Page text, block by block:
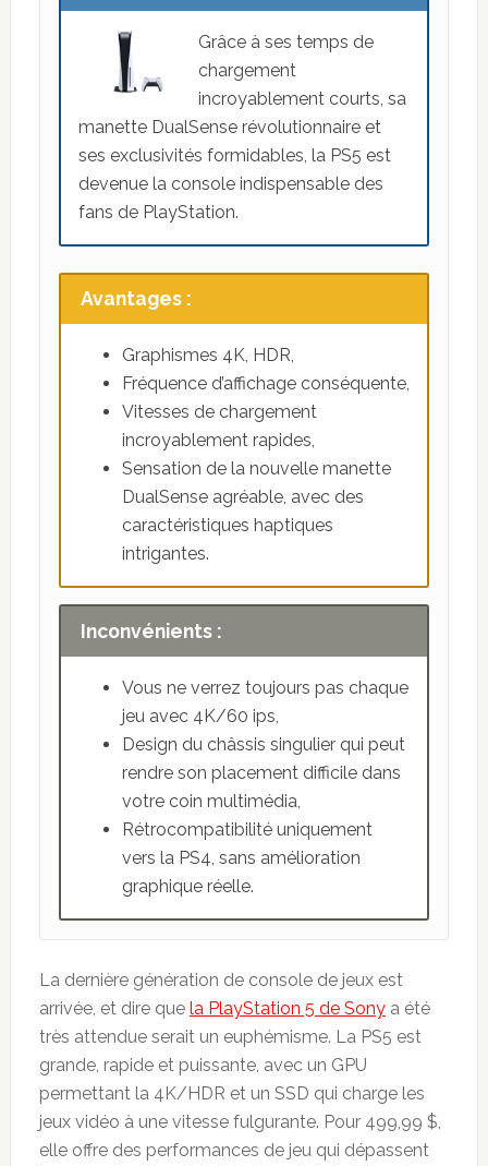
Grâce à ses temps de
chargement
incroyablement courts, sa
manette DualSense révolutionnaire et
ses exclusivités formidables, la PS5 est
devenue la console indispensable des
fans de PlayStation.
Avantages :
Graphismes 4K, HDR,
Fréquence d’affichage conséquente,
Vitesses de chargement
incroyablement rapides,
Sensation de la nouvelle manette
DualSense agréable, avec des
caractéristiques haptiques
intrigantes.
Inconvénients :
Vous ne verrez toujours pas chaque
jeu avec 4K/60 ips,
Design du châssis singulier qui peut
rendre son placement difficile dans
votre coin multimédia,
Rétrocompatibilité uniquement
vers la PS4, sans amélioration
graphique réelle.
La dernière génération de console de jeux est
arrivée, et dire que la PlayStation 5 de Sonya été
très attendue serait un euphémisme. La PS5 est
grande, rapide et puissante, avec un GPU
permettant la 4K/HDR et un SSD qui charge les
jeux vidéo à une vitesse fulgurante. Pour 499,99 $,
elle offre des performances de jeu qui dépassent